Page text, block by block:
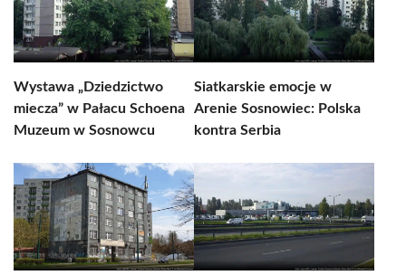
Wystawa „Dziedzictwo
miecza” w Pałacu Schoena
Muzeum w Sosnowcu
Siatkarskie emocje w
Arenie Sosnowiec: Polska
kontra Serbia